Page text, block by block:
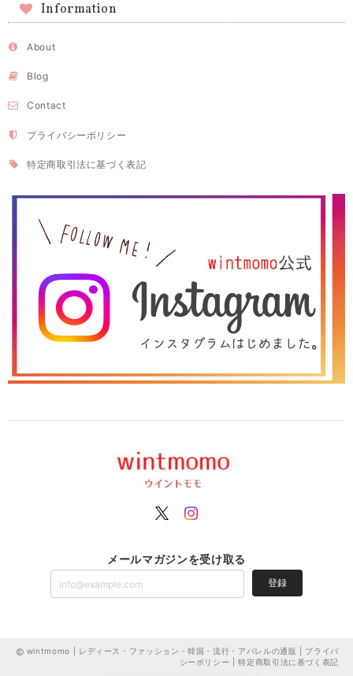
Information
About
Blog
Contact
プライバシーポリシー
特定商取引法に基づく表記
メールマガジンを受け取る
登録
wintmomo | レディース・ファッション・韓国・流行・アパレルの通販 | プライバ
シーポリシー
|特定商取引法に基づく表記